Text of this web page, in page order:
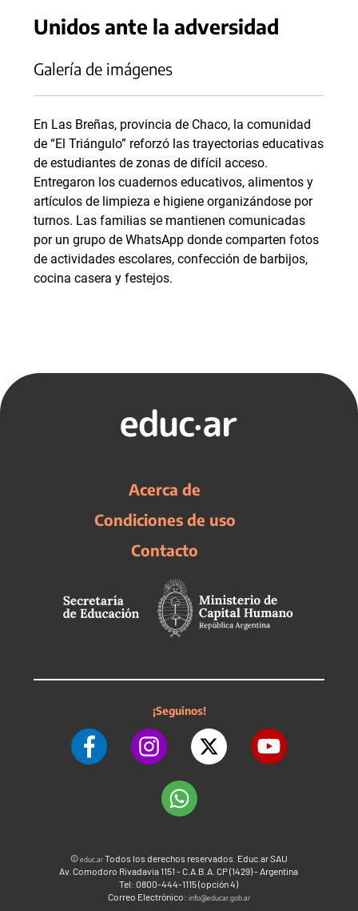
Unidos ante la adversidad
Galería de imágenes
En Las Breñas, provincia de Chaco, la comunidad
de “El Triángulo” reforzó las trayectorias educativas
de estudiantes de zonas de difícil acceso.
Entregaron los cuadernos educativos, alimentos y
artículos de limpieza e higiene organizándose por
turnos. Las familias se mantienen comunicadas
por un grupo de WhatsApp donde comparten fotos
de actividades escolares, confección de barbijos,
cocina casera y festejos.
Acerca de
Condiciones de uso
Contacto
¡Seguinos!
©educ.arTodos los derechos reservados. Educ.ar SAU
Av. Comodoro Rivadavia 1151 - C.A.B.A. CP (1429) - Argentina
Tel: 0800-444-1115 (opción 4)
Correo Electrónico: info@educar.gob.ar